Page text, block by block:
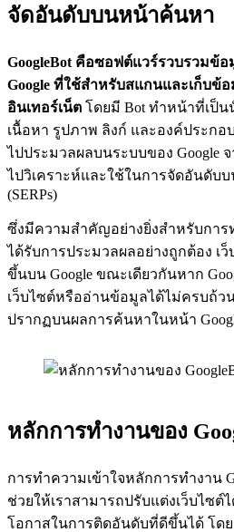
จัดอันดับบนหน้าค้นหา
GoogleBot คือซอฟต์แวร์รวบรวมข้อ
Google ที่ใช้สำหรับสแกนและเก็บข้
อินเทอร์เน็ต โดยมี Bot ทำหน้าที่เป็น
เนื้อหา รูปภาพ ลิงก์ และองค์ประกอ
ไปประมวลผลบนระบบของ Google
ไปวิเคราะห์และใช้ในการจัดอันดับ
(SERPs)
ซึ่งมีความสำคัญอย่างยิ่งสำหรับการ
ได้รับการประมวลผลอย่างถูกต้อง เ
ขึ้นบน Google ขณะเดียวกันหาก
เว็บไซต์หรืออ่านข้อมูลได้ไม่ครบถ้ว
ปรากฏบนผลการค้นหาในหน้า
หลักการทำงานของ
การทำความเข้าใจหลักการทำงาน
ช่วยให้เราสามารถปรับแต่งเว็บไซต์
โอกาสในการติดอันดับที่ดีขึ้นได้ โดย